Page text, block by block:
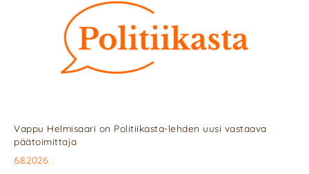
Vappu Helmisaari on Politiikasta-lehden uusi vastaava
päätoimittaja
6.8.2026